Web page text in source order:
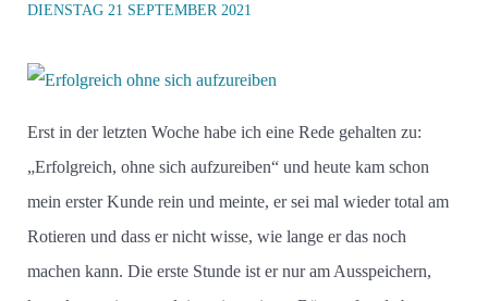
DIENSTAG 21 SEPTEMBER 2021
Erst in der letzten Woche habe ich eine Rede gehalten zu:
„Erfolgreich, ohne sich aufzureiben“ und heute kam schon
mein erster Kunde rein und meinte, er sei mal wieder total am
Rotieren und dass er nicht wisse, wie lange er das noch
machen kann. Die erste Stunde ist er nur am Ausspeichern,